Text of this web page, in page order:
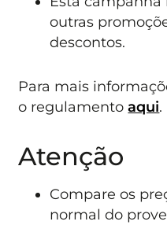
outras
descontos.
Para mais
o regulamentoaqui.
Atenção
Compare os
normal do